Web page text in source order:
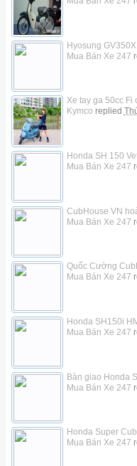
Hyosung
Mua Bán Xe 247
Xe tay ga 50cc Fi
Kymco replied
Honda SH 150
Mua Bán Xe 247
CubHouse VN
Mua Bán Xe 247
Quốc Cường
Mua Bán Xe 247
Honda SH150i
Mua Bán Xe 247
Bàn giao Honda
Mua Bán Xe 247
Honda Super
Mua Bán Xe 247